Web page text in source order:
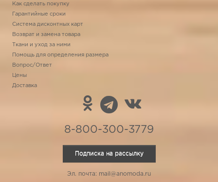
Как сделать покупку
Гарантийные сроки
Система дисконтных карт
Возврат и замена товара
Ткани и уход за ними
Помощь для определения размера
Вопрос/Ответ
Цены
Доставка
8-800-300-3779
Подписка на рассылку
Эл. почта: mail@anomoda.ru